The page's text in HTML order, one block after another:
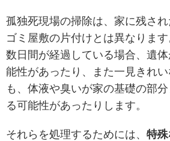
孤独死現場の掃除は、家に残され
ゴミ屋敷の片付けとは異なりま
数日間が経過している場合、遺
能性があったり、また一見きれ
も、体液や臭いが家の基礎の部
る可能性があったりします。
それらを処理するためには、 特